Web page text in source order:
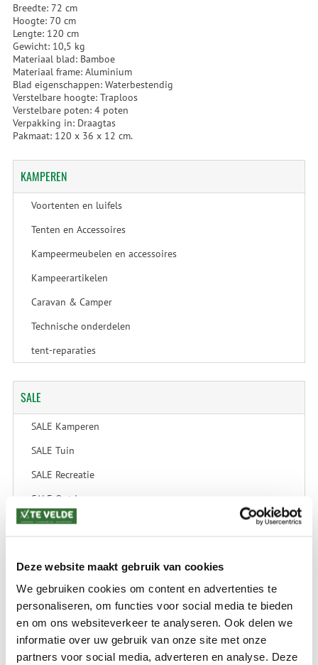
Deze website maakt gebruik van cookies
We gebruiken cookies om content en advertenties te
personaliseren, om functies voor social media te bieden
en om ons websiteverkeer te analyseren. Ook delen we
informatie over uw gebruik van onze site met onze
partners voor social media, adverteren en analyse. Deze
Breedte: 72 cm
Hoogte: 70 cm
Lengte: 120 cm
Gewicht: 10,5 kg
Materiaal blad: Bamboe
Materiaal frame: Aluminium
Blad eigenschappen: Waterbestendig
Verstelbare hoogte: Traploos
Verstelbare poten: 4 poten
Verpakking in: Draagtas
Pakmaat: 120 x 36 x 12 cm.
KAMPEREN
Voortenten en luifels
Tenten en Accessoires
Kampeermeubelen en accessoires
Kampeerartikelen
Caravan & Camper
Technische onderdelen
tent-reparaties
SALE
SALE Kamperen
SALE Tuin
SALE Recreatie
SALE Outdoor
SALE Wintersport
VERZENDKOSTEN: € 8,99
GEEN VERZENDKOSTEN BOVEN € 175,-
(bij verzending via Pakketdienst tot 10 kg)*
Levertijd: 2-4 werkdagen